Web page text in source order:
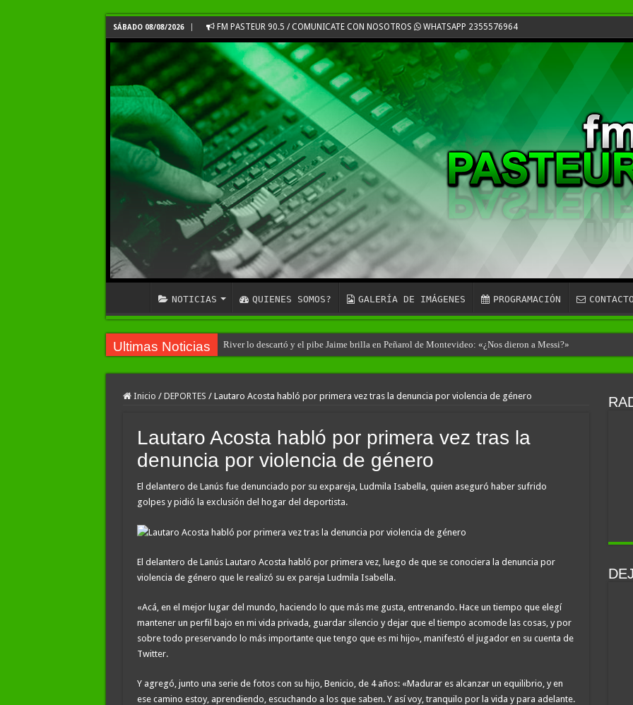
SÁBADO 08/08/2026 FM PASTEUR 90.5 / COMUNICATE CON NOSOTROS WHATSAPP 2355576964
NOTICIAS QUIENES SOMOS? GALERÍA DE IMÁGENES PROGRAMACIÓN
Ultimas Noticias River lo descartó y el pibe Jaime brilla en Peñarol de Montevideo: «¿Nos dieron a Messi?»
Inicio / DEPORTES / Lautaro Acosta habló por primera vez tras la denuncia por violencia de género
Lautaro Acosta habló por primera vez tras la
denuncia por violencia de género
El delantero de Lanús fue denunciado por su expareja, Ludmila Isabella, quien aseguró haber sufrido
golpes y pidió la exclusión del hogar del deportista.
El delantero de Lanús Lautaro Acosta habló por primera vez, luego de que se conociera la denuncia por
violencia de género que le realizó su ex pareja Ludmila Isabella.
«Acá, en el mejor lugar del mundo, haciendo lo que más me gusta, entrenando. Hace un tiempo que elegí
mantener un perfil bajo en mi vida privada, guardar silencio y dejar que el tiempo acomode las cosas, y por
sobre todo preservando lo más importante que tengo que es mi hijo», manifestó el jugador en su cuenta de
Twitter.
Y agregó, junto una serie de fotos con su hijo, Benicio, de 4 años: «Madurar es alcanzar un equilibrio, y en
ese camino estoy, aprendiendo, escuchando a los que saben. Y así voy, tranquilo por la vida y para adelante.